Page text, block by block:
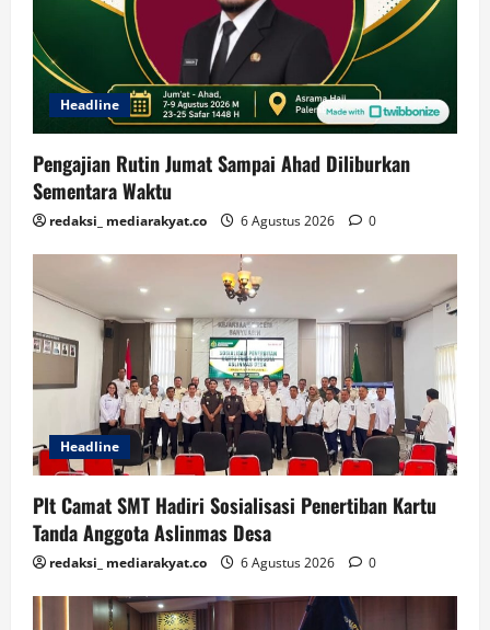
Headline
Pengajian Rutin Jumat Sampai Ahad Diliburkan
Sementara Waktu
redaksi_ mediarakyat.co 6 Agustus 2026 0
Headline
Plt Camat SMT Hadiri Sosialisasi Penertiban Kartu
Tanda Anggota Aslinmas Desa
redaksi_ mediarakyat.co 6 Agustus 2026 0